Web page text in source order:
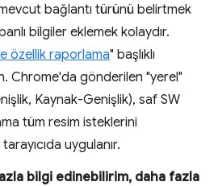
bağlantı türünü belirtmek
bilgiler eklemek kolaydır.
özellik raporlama" başlıklı
Chrome'da gönderilen "yerel"
Kaynak-Genişlik), saf SW
tüm resim isteklerini
uygulanır.
bilgi edinebilirim, daha fazla